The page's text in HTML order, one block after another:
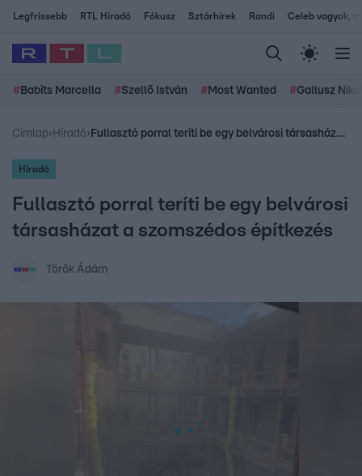
Legfrissebb RTL Híradó Fókusz Sztárhírek Randi Celeb vagyok,
# Babits Marcella #Szellő István # Most Wanted #Gallusz
Címlap› Híradó› Fullasztó porral teríti be egy belvárosi társasházat a szomszédos építkezés
Híradó
Fullasztó porral teríti be egy belvárosi
társasházat a szomszédos építkezés
Török Ádám